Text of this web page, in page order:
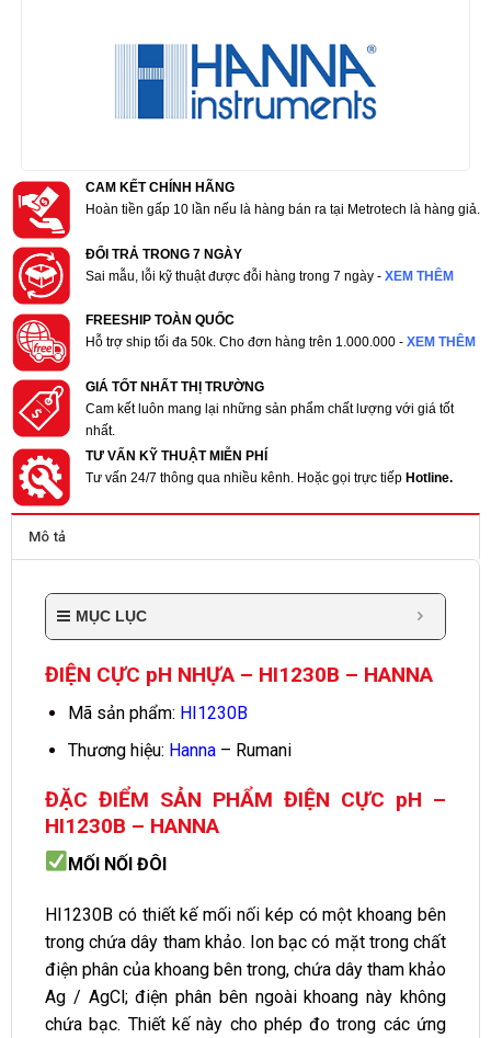
CAM KẾT CHÍNH HÃNG
Hoàn tiền gấp 10 lần nếu là hàng bán ra tại Metrotech là hàng giả.
ĐỔI TRẢ TRONG 7 NGÀY
Sai mẫu, lỗi kỹ thuật được đỗi hàng trong 7 ngày - XEM THÊM
FREESHIP TOÀN QUỐC
Hỗ trợ ship tối đa 50k. Cho đơn hàng trên 1.000.000 - XEM THÊM
GIÁ TỐT NHẤT THỊ TRƯỜNG
Cam kết luôn mang lại những sản phẩm chất lượng với giá tốt
nhất.
TƯ VẤN KỸ THUẬT MIỄN PHÍ
Tư vấn 24/7 thông qua nhiều kênh. Hoặc gọi trực tiếp Hotline.
Mô tả
MỤC LỤC
ĐIỆN CỰC pH NHỰA – HI1230B – HANNA
Mã sản phẩm: HI1230B
Thương hiệu: Hanna– Rumani
ĐẶC ĐIỂM SẢN PHẨM ĐIỆN CỰC pH –
HI1230B – HANNA
MỐI NỐI ĐÔI
HI1230B có thiết kế mối nối kép có một khoang bên
trong chứa dây tham khảo. Ion bạc có mặt trong chất
điện phân của khoang bên trong, chứa dây tham khảo
Ag / AgCl; điện phân bên ngoài khoang này không
chứa bạc. Thiết kế này cho phép đo trong các ứng